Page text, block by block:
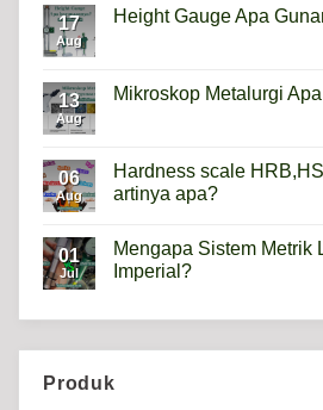
Apa
itu
17
Aug
Height Gauge Apa
Height
Gauge
13
Aug
Mikroskop Metalurgi
Mikroskop
Metalurgi
Apa
06
Aug
Hardness scale
artinya apa?
on
Hardness
scale
01
Jul
Mengapa Sistem Metrik
Imperial?
Lebih
Produk